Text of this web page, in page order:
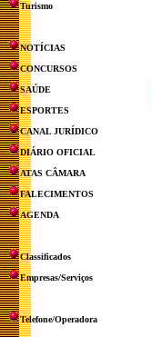
Turismo
NOTÍCIAS
CONCURSOS
SAÚDE
ESPORTES
CANAL JURÍDICO
DIÁRIO OFICIAL
ATAS CÂMARA
FALECIMENTOS
AGENDA
Classificados
Empresas/Serviços
Telefone/Operadora